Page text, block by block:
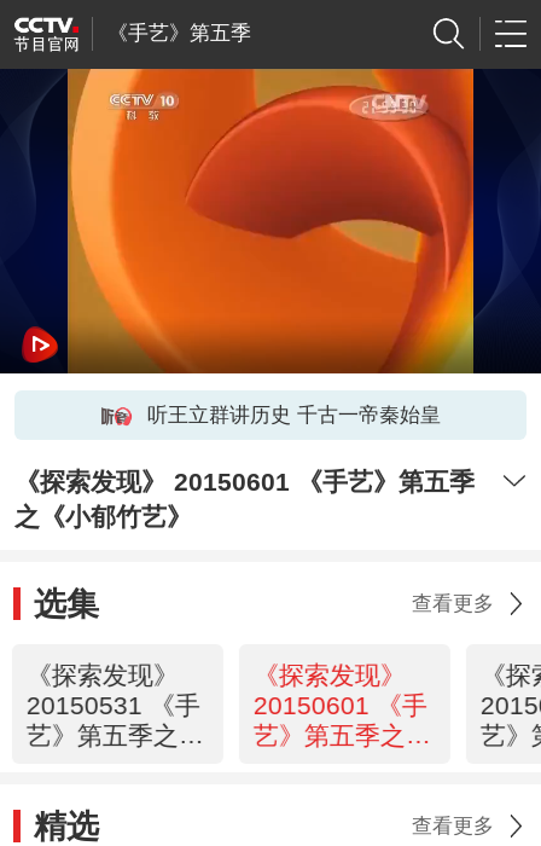
《手艺》第五季
听王立群讲历史 千古一帝秦始皇
《探索发现》 20150601 《手艺》第五季
之《小郁竹艺》
选集 查看更多
《探索发现》
20150531 《手
艺》第五季之
《探索发现》
20150601 《手
艺》第五季之
《
艺》
精选 查看更多